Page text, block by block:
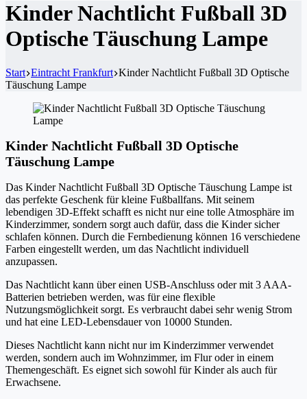
Kinder Nachtlicht Fußball 3D
Optische Täuschung Lampe
Start Eintracht Frankfurt Kinder Nachtlicht Fußball 3D Optische
Täuschung Lampe
Kinder Nachtlicht Fußball 3D Optische
Täuschung Lampe
Das Kinder Nachtlicht Fußball 3D Optische Täuschung Lampe ist
das perfekte Geschenk für kleine Fußballfans. Mit seinem
lebendigen 3D-Effekt schafft es nicht nur eine tolle Atmosphäre im
Kinderzimmer, sondern sorgt auch dafür, dass die Kinder sicher
schlafen können. Durch die Fernbedienung können 16 verschiedene
Farben eingestellt werden, um das Nachtlicht individuell
anzupassen.
Das Nachtlicht kann über einen USB-Anschluss oder mit 3 AAA-
Batterien betrieben werden, was für eine flexible
Nutzungsmöglichkeit sorgt. Es verbraucht dabei sehr wenig Strom
und hat eine LED-Lebensdauer von 10000 Stunden.
Dieses Nachtlicht kann nicht nur im Kinderzimmer verwendet
werden, sondern auch im Wohnzimmer, im Flur oder in einem
Themengeschäft. Es eignet sich sowohl für Kinder als auch für
Erwachsene.